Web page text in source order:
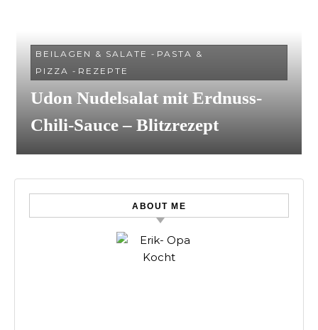
BEILAGEN & SALATE - PASTA &
PIZZA - REZEPTE
Udon Nudelsalat mit Erdnuss-
Chili-Sauce – Blitzrezept
ABOUT ME